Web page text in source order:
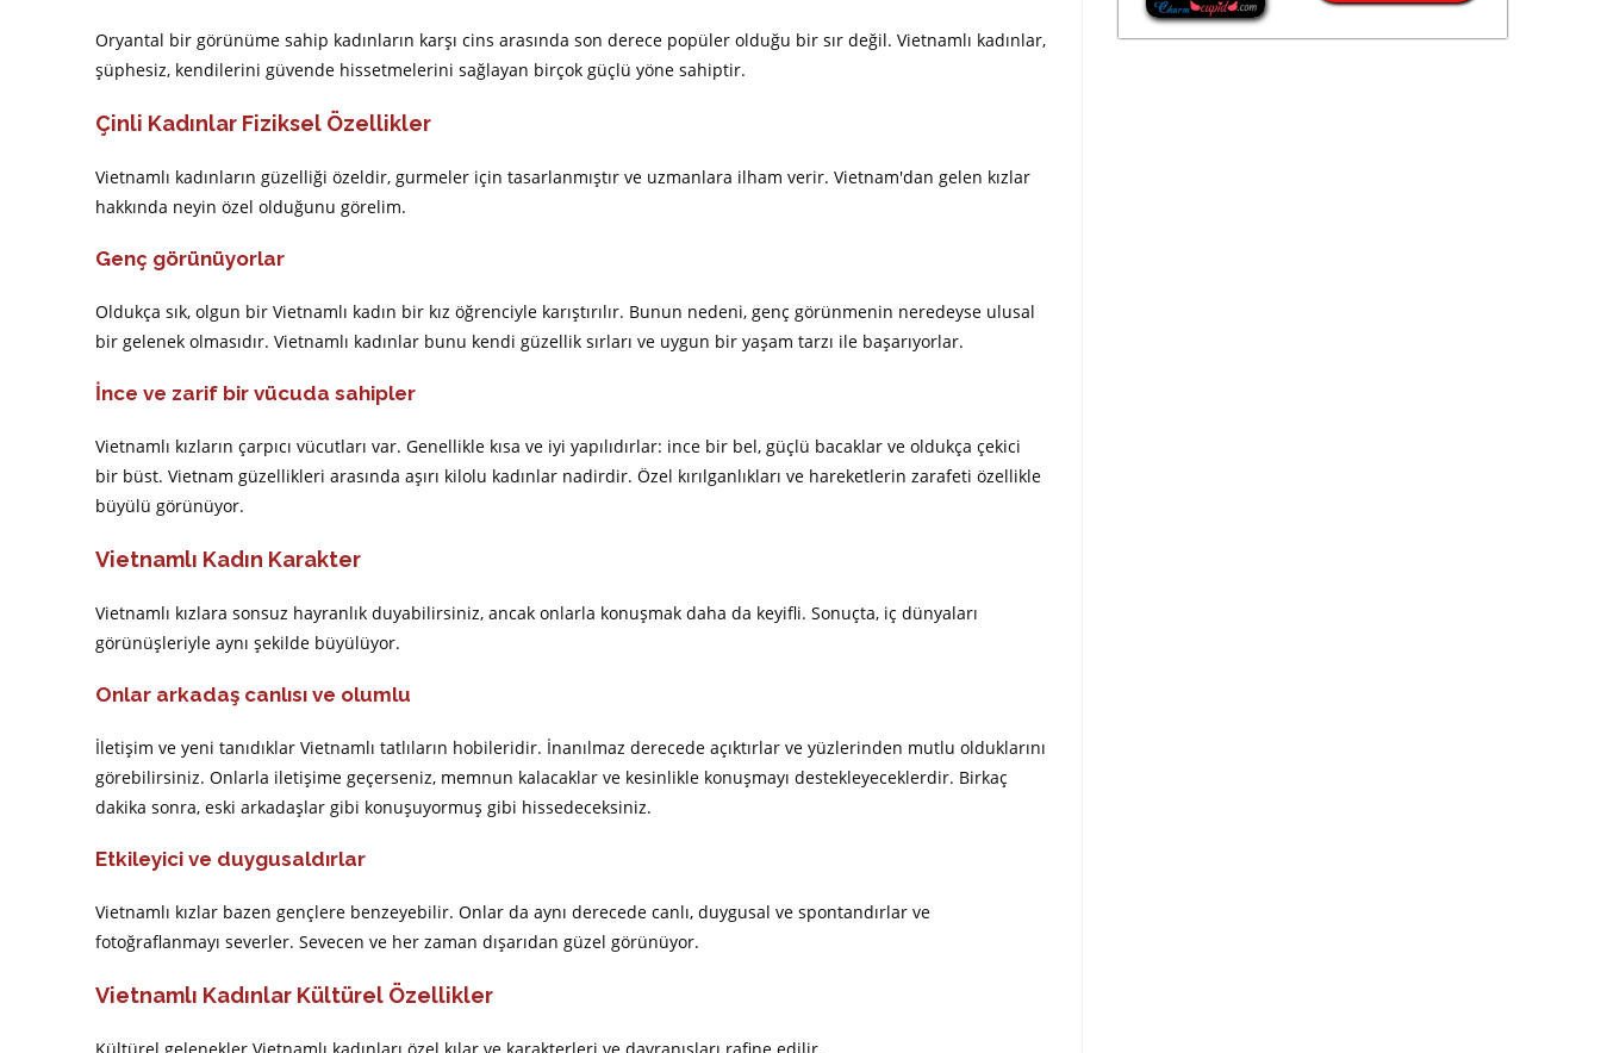
Oryantal bir görünüme sahip kadınların karşı cins arasında son derece popüler olduğu bir sır değil. Vietnamlı kadınlar,
şüphesiz, kendilerini güvende hissetmelerini sağlayan birçok güçlü yöne sahiptir.
Çinli Kadınlar Fiziksel Özellikler
Vietnamlı kadınların güzelliği özeldir, gurmeler için tasarlanmıştır ve uzmanlara ilham verir. Vietnam'dan gelen kızlar
hakkında neyin özel olduğunu görelim.
Genç görünüyorlar
Oldukça sık, olgun bir Vietnamlı kadın bir kız öğrenciyle karıştırılır. Bunun nedeni, genç görünmenin neredeyse ulusal
bir gelenek olmasıdır. Vietnamlı kadınlar bunu kendi güzellik sırları ve uygun bir yaşam tarzı ile başarıyorlar.
İnce ve zarif bir vücuda sahipler
Vietnamlı kızların çarpıcı vücutları var. Genellikle kısa ve iyi yapılıdırlar: ince bir bel, güçlü bacaklar ve oldukça çekici
bir büst. Vietnam güzellikleri arasında aşırı kilolu kadınlar nadirdir. Özel kırılganlıkları ve hareketlerin zarafeti özellikle
büyülü görünüyor.
Vietnamlı Kadın Karakter
Vietnamlı kızlara sonsuz hayranlık duyabilirsiniz, ancak onlarla konuşmak daha da keyifli. Sonuçta, iç dünyaları
görünüşleriyle aynı şekilde büyülüyor.
Onlar arkadaş canlısı ve olumlu
İletişim ve yeni tanıdıklar Vietnamlı tatlıların hobileridir. İnanılmaz derecede açıktırlar ve yüzlerinden mutlu olduklarını
görebilirsiniz. Onlarla iletişime geçerseniz, memnun kalacaklar ve kesinlikle konuşmayı destekleyeceklerdir. Birkaç
dakika sonra, eski arkadaşlar gibi konuşuyormuş gibi hissedeceksiniz.
Etkileyici ve duygusaldırlar
Vietnamlı kızlar bazen gençlere benzeyebilir. Onlar da aynı derecede canlı, duygusal ve spontandırlar ve
fotoğraflanmayı severler. Sevecen ve her zaman dışarıdan güzel görünüyor.
Vietnamlı Kadınlar Kültürel Özellikler